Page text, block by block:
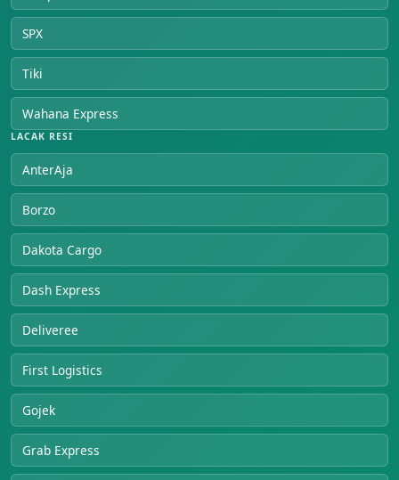
SPX
Tiki
Wahana Express
LACAK RESI
AnterAja
Borzo
Dakota Cargo
Dash Express
Deliveree
First Logistics
Gojek
Grab Express